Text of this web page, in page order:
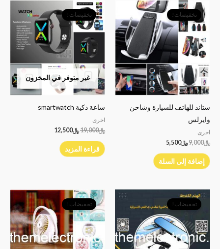
تخفيضات!
ستاند للهاتف للسيارة وشاحن
وايرلس
اخرى
﷼9,000
السعر
الأصلي
هو:
﷼9,000.
﷼5,500
السعر
الحالي
هو:
﷼5,500.
إضافة إلى السلة
غير متوفر في المخزون
تخفيضات!
ساعة ذكية smartwatch
اخرى
﷼19,000
السعر
الأصلي
هو:
﷼19,000.
﷼12,500
السعر
الحالي
هو:
﷼12,500.
قراءة المزيد
تخفيضات!
السعر
الأصلي
هو:
هو:
﷼18,000.
تخفيضات!
السعر
الأصلي
هو:
﷼7,500.
السعر
الحالي
هو:
﷼6,500.